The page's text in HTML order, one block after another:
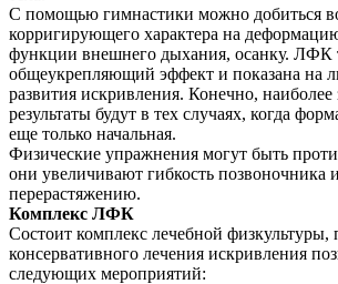
О нас
Услуги
Акции
Отзывы
Статьи
С помощью гимнастики можно добиться
корригирующего характера на
функции внешнего дыхания, осанку. ЛФК
общеукрепляющий эффект и показана на
развития искривления. Конечно, наиболее
результаты будут в тех случаях, когда
еще только начальная.
Физические упражнения могут быть
они увеличивают гибкость позвоночника
перерастяжению.
Комплекс ЛФК
Состоит комплекс лечебной физкультуры,
консервативного лечения искривления
следующих мероприятий: